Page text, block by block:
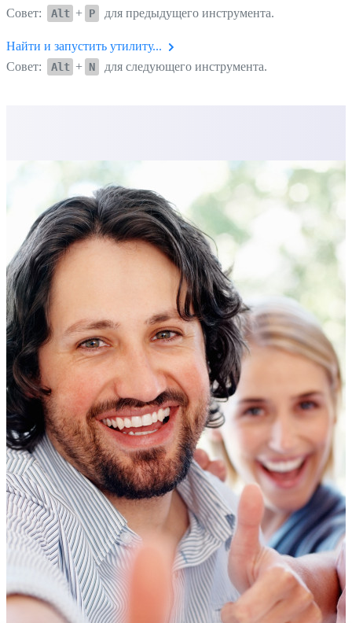
Совет:
Alt + P для предыдущего инструмента.
Найти и запустить утилиту...
Совет:
Alt + N для следующего инструмента.